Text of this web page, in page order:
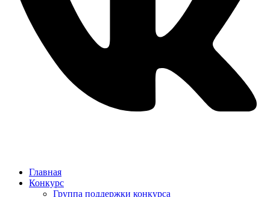
Главная
Конкурс
Группа поддержки конкурса